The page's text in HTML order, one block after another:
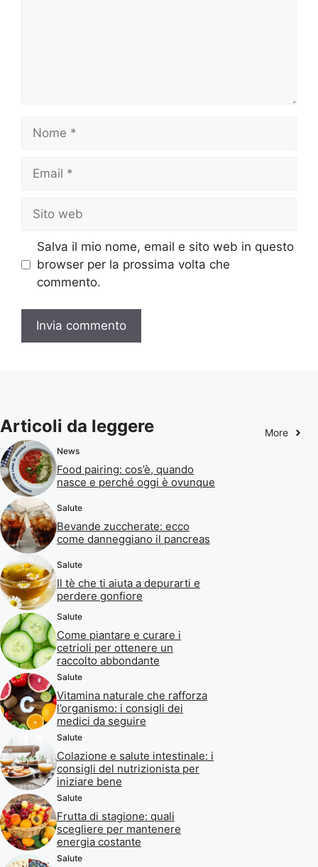
web
Salva il mio nome, email e sito web in questo
browser per la prossima volta che
commento.
Articoli da leggere More
News
Food pairing: cos’è, quando
nasce e perché oggi è ovunque
Salute
Bevande zuccherate: ecco
come danneggiano il pancreas
Salute
Il tè che ti aiuta a depurarti e
perdere gonfiore
Salute
Come piantare e curare i
cetrioli per ottenere un
raccolto abbondante
Salute
Vitamina naturale che rafforza
l’organismo: i consigli dei
medici da seguire
Salute
Colazione e salute intestinale: i
consigli del nutrizionista per
iniziare bene
Salute
Frutta di stagione: quali
scegliere per mantenere
energia costante
Salute